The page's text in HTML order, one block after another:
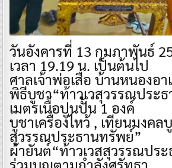
วันอังคารที่ 13 กุมภาพันธ์
เวลา 19.19 น. เป็นต้นไป
ศาลเจ้าพ่อเสือ บ้านหนองอา
พิธีบูชา“ท้าวเวสุวรรณประ
เมตรเนื้อปูนปั้น 1 องค์
บูชาเครื่องไหว้ , เทียนมงคล
สุวรรณประธานทรัพย์”
ผ้ายันต์“ท้าวเวสสุวรรณปร